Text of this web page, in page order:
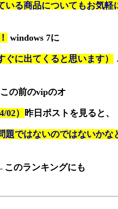
る商品についてもお気軽
windows 7に
ぐに出てくると思います）
この前のvipのオ
） 昨日ポストを見ると、
題ではないのではないかな
このランキングにも